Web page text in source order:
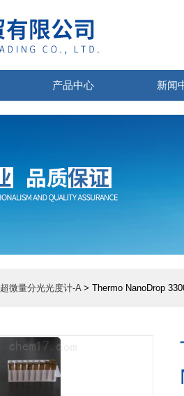
产品中心 新闻
超微量分光光度计-A> Thermo NanoDrop